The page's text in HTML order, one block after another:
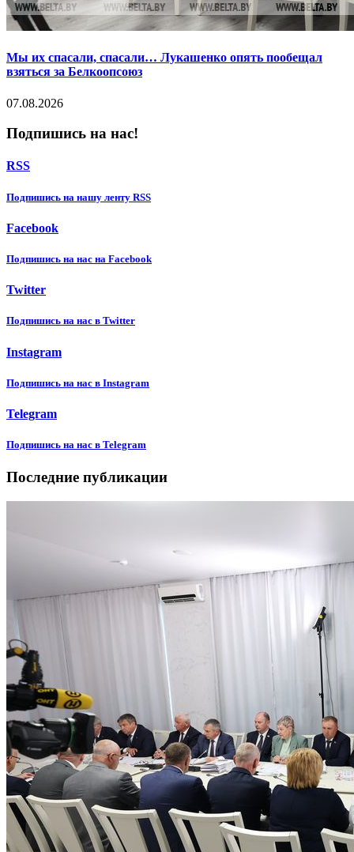
Мы их спасали, спасали… Лукашенко опять пообещал
взяться за Белкоопсоюз
07.08.2026
Подпишись на нас!
RSS
Подпишиcь на нашу ленту RSS
Facebook
Подпишиcь на нас на Facebook
Twitter
Подпишиcь на нас в Twitter
Instagram
Подпишиcь на нас в Instagram
Telegram
Подпишиcь на нас в Telegram
Последние публикации